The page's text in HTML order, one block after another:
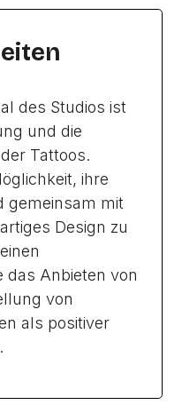
des Studios ist
und die
Tattoos.
ihre
gemeinsam mit
Design zu
das Anbieten von
von
als positiver